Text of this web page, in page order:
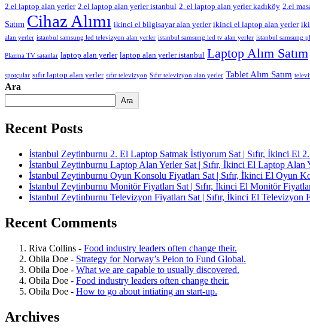
2.el laptop alan yerler 2.el laptop alan yerler istanbul 2. el laptop alan yerler kadıköy 2.el
Satım Cihaz Alımı ikinci el bilgisayar alan yerler ikinci el laptop alan yerler
alan yerler istanbul samsung led televizyon alan yerler istanbul samsung led tv alan yerler istanbul samsung
Plazma TV satanlar laptop alan yerler laptop alan yerler istanbul Laptop Alım Satım
spotçular sıfır laptop alan yerler sıfır televizyon Sıfır televizyon alan yerler Tablet Alım Satım
Ara
Ara
Recent Posts
İstanbul Zeytinburnu 2. El Laptop Satmak İstiyorum Sat | Sıfır, İkinci El
İstanbul Zeytinburnu Laptop Alan Yerler Sat | Sıfır, İkinci El Laptop Alan
İstanbul Zeytinburnu Oyun Konsolu Fiyatları Sat | Sıfır, İkinci El Oyun
İstanbul Zeytinburnu Monitör Fiyatları Sat | Sıfır, İkinci El Monitör
İstanbul Zeytinburnu Televizyon Fiyatları Sat | Sıfır, İkinci El Televizyon
Recent Comments
Riva Collins - Food industry leaders often change their.
Obila Doe - Strategy for Norway’s Peion to Fund Global.
Obila Doe - What we are capable to usually discovered.
Obila Doe - Food industry leaders often change their.
Obila Doe - How to go about intiating an start-up.
Archives